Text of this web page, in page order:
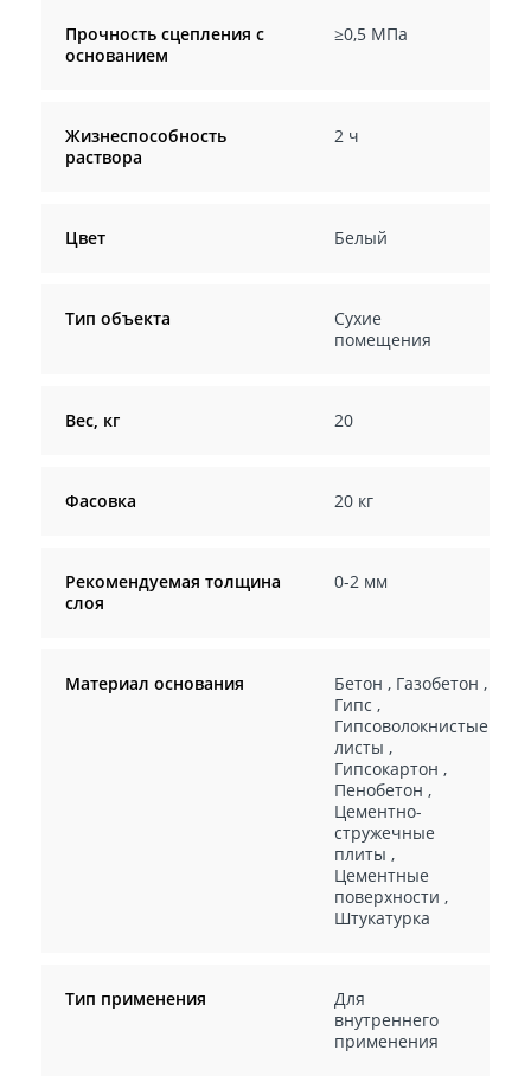
Прочность сцепления с
основанием
≥0,5 МПа
Жизнеспособность
раствора
2 ч
Цвет Белый
Тип объекта
Сухие
помещения
Вес, кг 20
Фасовка 20 кг
Рекомендуемая толщина
слоя
0-2 мм
Материал основания Бетон , Газобетон ,
Гипс ,
Гипсоволокнистые
листы ,
Гипсокартон ,
Пенобетон ,
Цементно-
стружечные
плиты ,
Цементные
поверхности ,
Штукатурка
Тип применения
Для
внутреннего
применения